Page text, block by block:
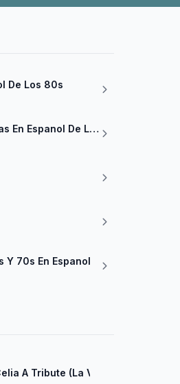
De Los 80s
Baladas Romanticas En Espanol De Los 60s 70s 80
Y 70s En Espanol
A Tribute (La Vida es un